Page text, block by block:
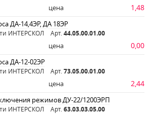
цена 1,48
ДА-14,4ЭР, ДА 18ЭР
ИНТЕРСКОЛ Арт. 44.05.00.01.00
цена 0,00
ДА-12-02ЭР
ИНТЕРСКОЛ Арт. 73.05.00.01.00
цена 2,44
режимов ДУ-22/1200ЭРП
ИНТЕРСКОЛ Арт. 63.03.03.05.00